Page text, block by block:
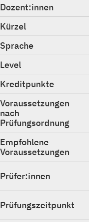
Dozent:innen
Kürzel
Sprache
Level
Kreditpunkte
Voraussetzungen
nach
Prüfungsordnung
Empfohlene
Voraussetzungen
Prüfer:innen
Prüfungszeitpunkt